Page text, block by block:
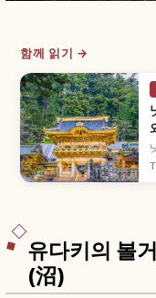
함께 읽기 →
유다키의 볼
(沼)